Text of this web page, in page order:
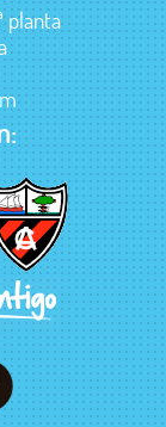
planta